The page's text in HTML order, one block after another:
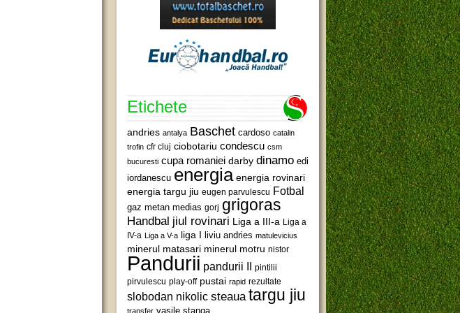
Etichete
andries antalya Baschet cardoso catalin
trofin cfr cluj ciobotariu condescu csm
bucuresti cupa romaniei darby dinamo edi
iordanescu energia energia rovinari
energia targu jiu eugen parvulescu Fotbal
gaz metan medias gorj grigoras
Handbal jiul rovinari Liga a III-a Liga a
IV-a Liga a V-a liga I liviu andries matulevicius
minerul matasari minerul motru nistor
Pandurii pandurii II pintilii
pirvulescu play-off pustai rapid rezultate
slobodan nikolic steaua targu jiu
transfer vasile stanga